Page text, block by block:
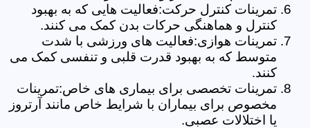
تمرینات کنترل حرکت:فعالیت هایی که به بهبود
کنترل و هماهنگی حرکات بدن کمک می کنند.
تمرینات هوازی:فعالیت های ورزشی با شدت
متوسط که به بهبود قدرت قلبی و تنفسی کمک می
کنند.
تمرینات تخصصی برای بیماری های خاص:تمرینات
مخصوص برای بیماران با شرایط خاص مانند آرتروز
یا اختلالات عصبی.